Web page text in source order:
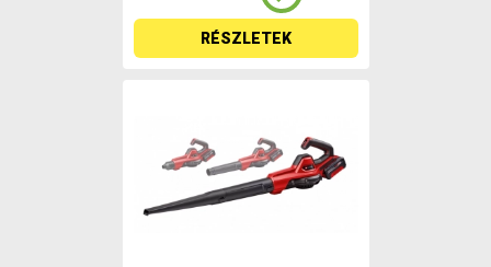
RÉSZLETEK